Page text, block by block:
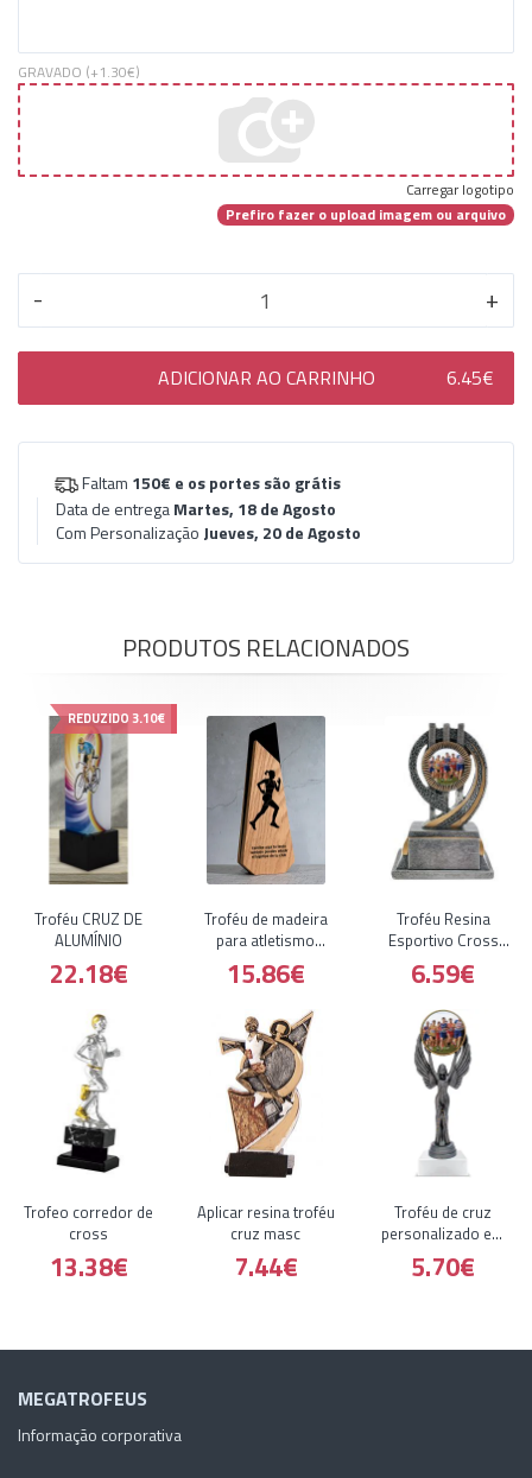
GRAVADO (+1.30€)
Carregar logotipo
Prefiro fazer o upload imagem ou arquivo
- +
ADICIONAR AO CARRINHO 6.45€
Faltam 150€ e os portes são grátis
Data de entregaMartes, 18 de Agosto
Com Personalização Jueves, 20 de Agosto
PRODUTOS RELACIONADOS
REDUZIDO 3.10€
Troféu CRUZ DE
ALUMÍNIO
22.18€
Troféu de madeira
para atletismo
feminino
15.86€
Troféu Resina
Esportivo Cross
Country Masculino
6.59€
Trofeo corredor de
cross
13.38€
Aplicar resina troféu
cruz masc
7.44€
Troféu de cruz
personalizado em
resina
5.70€
MEGATROFEUS
Informação corporativa